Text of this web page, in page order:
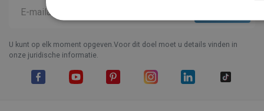
U kunt op elk moment opgeven.Voor dit doel moet u details vinden in
onze juridische informatie.